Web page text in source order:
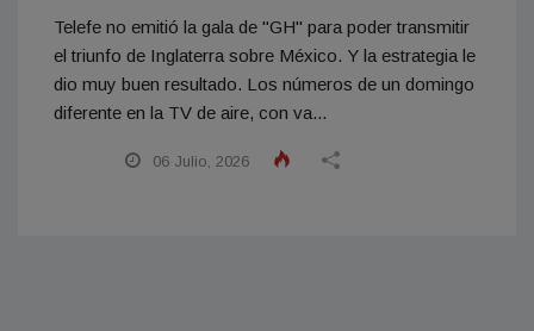
Telefe no emitió la gala de "GH" para poder transmitir
el triunfo de Inglaterra sobre México. Y la estrategia le
dio muy buen resultado. Los números de un domingo
diferente en la TV de aire, con va...
06 Julio, 2026